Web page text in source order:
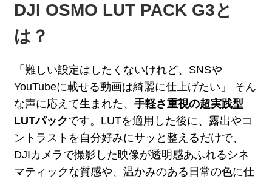
DJI OSMO LUT PACK G3と
は？
「難しい設定はしたくないけれど、SNSや
YouTubeに載せる動画は綺麗に仕上げたい」 そん
な声に応えて生まれた、 手軽さ重視の超実践型
LUTパックです。LUTを適用した後に、露出やコ
ントラストを自分好みにサッと整えるだけで、
DJIカメラで撮影した映像が透明感あふれるシネ
マティックな質感や、温かみのある日常の色に仕